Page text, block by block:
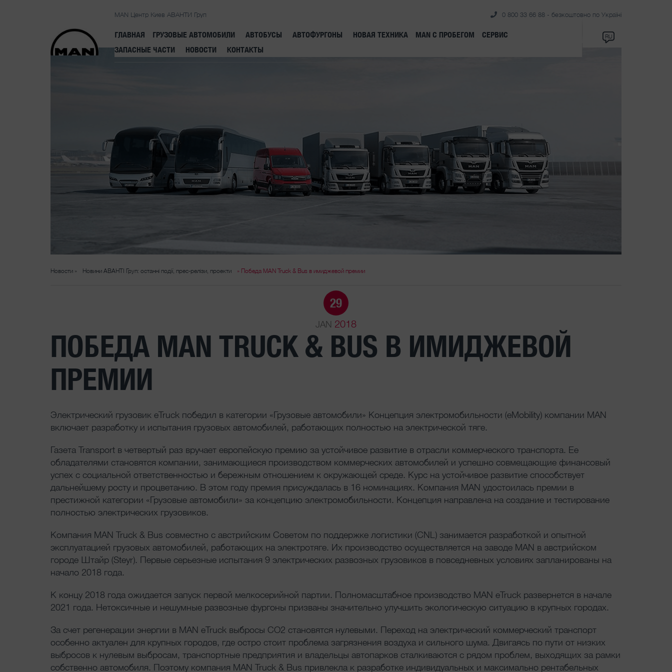
MAN Центр Киев АВАНТИ Груп 0 800 33 66 88 - безкоштовно по Україні
ГЛАВНАЯ ГРУЗОВЫЕ АВТОМОБИЛИ АВТОБУСЫ АВТОФУРГОНЫ НОВАЯ ТЕХНИКА MAN С ПРОБЕГОМ
СЕРВИС
ЗАПАСНЫЕ ЧАСТИ
НОВОСТИ КОНТАКТЫ
RU
Новости » Новини АВАНТІ Груп: останні події, прес-релізи, проекти » Победа MAN Truck & Bus в имиджевой премии
29
JAN 2018
ПОБЕДА MAN TRUCK & BUS В ИМИДЖЕВОЙ
ПРЕМИИ
Электрический грузовик eTruck победил в категории «Грузовые автомобили» Концепция электромобильности (eMobility) компании MAN
включает разработку и испытания грузовых автомобилей, работающих полностью на электрической тяге.
Газета Transport в четвертый раз вручает европейскую премию за устойчивое развитие в отрасли коммерческого транспорта. Ее
обладателями становятся компании, занимающиеся производством коммерческих автомобилей и успешно совмещающие финансовый
успех с социальной ответственностью и бережным отношением к окружающей среде. Курс на устойчивое развитие способствует
дальнейшему росту и процветанию. В этом году премия присуждалась в 16 номинациях. Компания MAN удостоилась премии в
престижной категории «Грузовые автомобили» за концепцию электромобильности. Концепция направлена на создание и тестирование
полностью электрических грузовиков.
Компания MAN Truck & Bus совместно с австрийским Советом по поддержке логистики (СNL) занимается разработкой и опытной
эксплуатацией грузовых автомобилей, работающих на электротяге. Их производство осуществляется на заводе MAN в австрийском
городе Штайр (Steyr). Первые серьезные испытания 9 электрических развозных грузовиков в повседневных условиях запланированы на
начало 2018 года.
К концу 2018 года ожидается запуск первой мелкосерийной партии. Полномасштабное производство MAN eTruck развернется в начале
2021 года. Нетоксичные и нешумные развозные фургоны призваны значительно улучшить экологическую ситуацию в крупных городах.
За счет регенерации энергии в MAN eTruck выбросы CO2 становятся нулевыми. Переход на электрический коммерческий транспорт
особенно актуален для крупных городов, где остро стоит проблема загрязнения воздуха и сильного шума. Двигаясь по пути от низких
выбросов к нулевым выбросам, транспортные предприятия и владельцы автопарков сталкиваются с рядом проблем, выходящих за рамки
собственно автомобиля. Поэтому компания MAN Truck & Bus привлекла к разработке индивидуальных и максимально рентабельных